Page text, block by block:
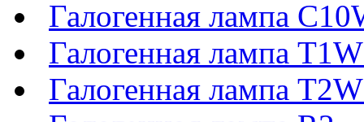
Галогенная лампа
Галогенная лампа
Галогенная лампа